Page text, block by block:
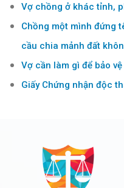
Vợ chồng ở khác tỉnh,
Chồng một mình đứng
cầu chia mảnh đất
Vợ cần làm gì để bảo
Giấy Chứng nhận độc